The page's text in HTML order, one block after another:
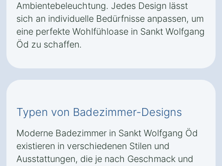
Ambientebeleuchtung. Jedes Design lässt
sich an individuelle Bedürfnisse anpassen, um
eine perfekte Wohlfühloase in Sankt Wolfgang
Öd zu schaffen.
Typen von Badezimmer-Designs
Moderne Badezimmer in Sankt Wolfgang Öd
existieren in verschiedenen Stilen und
Ausstattungen, die je nach Geschmack und